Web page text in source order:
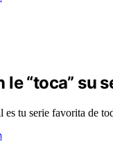
le “toca” su
tu serie favorita de